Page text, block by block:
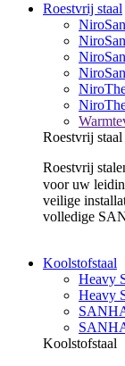
Roestvrij staal
Roestvrij staal
Roestvrij
voor uw
veilige
volledige
Koolstofstaal
Heavy
Heavy
Koolstofstaal